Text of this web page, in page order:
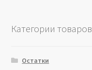
Категории товаров
Остатки